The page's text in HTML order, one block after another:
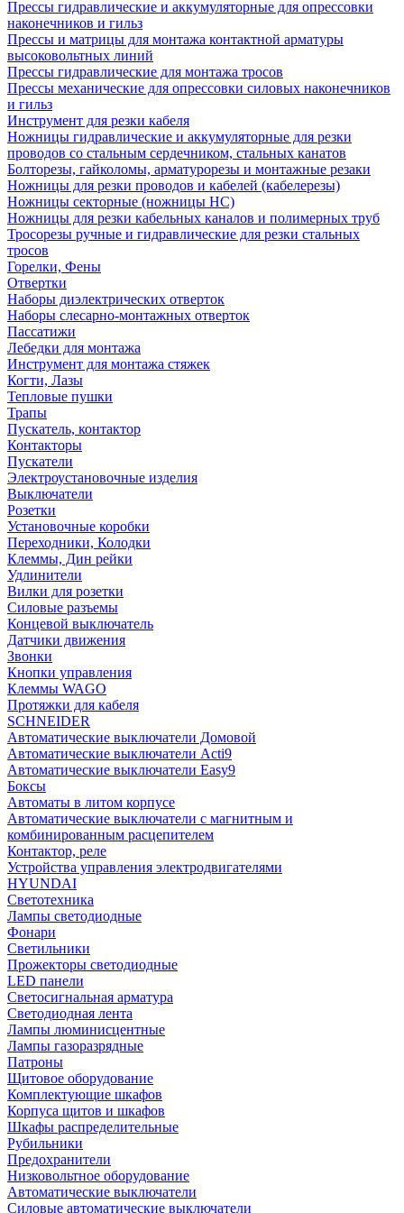
Прессы гидравлические и аккумуляторные для опрессовки
наконечников и гильз
Прессы и матрицы для монтажа контактной арматуры
высоковольтных линий
Прессы гидравлические для монтажа тросов
Прессы механические для опрессовки силовых наконечников
и гильз
Инструмент для резки кабеля
Ножницы гидравлические и аккумуляторные для резки
проводов со стальным сердечником, стальных канатов
Болторезы, гайколомы, арматурорезы и монтажные резаки
Ножницы для резки проводов и кабелей (кабелерезы)
Ножницы секторные (ножницы НС)
Ножницы для резки кабельных каналов и полимерных труб
Тросорезы ручные и гидравлические для резки стальных
тросов
Горелки, Фены
Отвертки
Наборы диэлектрических отверток
Наборы слесарно-монтажных отверток
Пассатижи
Лебедки для монтажа
Инструмент для монтажа стяжек
Когти, Лазы
Тепловые пушки
Трапы
Пускатель, контактор
Контакторы
Пускатели
Электроустановочные изделия
Выключатели
Розетки
Установочные коробки
Переходники, Колодки
Клеммы, Дин рейки
Удлинители
Вилки для розетки
Силовые разъемы
Концевой выключатель
Датчики движения
Звонки
Кнопки управления
Клеммы WAGO
Протяжки для кабеля
SCHNEIDER
Автоматические выключатели Домовой
Автоматические выключатели Acti9
Автоматические выключатели Easy9
Боксы
Автоматы в литом корпусе
Автоматические выключатели с магнитным и
комбинированным расцепителем
Контактор, реле
Устройства управления электродвигателями
HYUNDAI
Светотехника
Лампы светодиодные
Фонари
Светильники
Прожекторы светодиодные
LED панели
Светосигнальная арматура
Светодиодная лента
Лампы люминисцентные
Лампы газоразрядные
Патроны
Щитовое оборудование
Комплектующие шкафов
Корпуса щитов и шкафов
Шкафы распределительные
Рубильники
Предохранители
Низковольтное оборудование
Автоматические выключатели
Силовые автоматические выключатели